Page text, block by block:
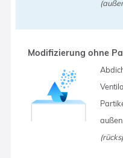
Modifizierung ohne
außen.